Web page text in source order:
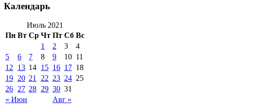
Календарь
Июль 2021
Пн Вт Ср Чт Пт Сб Вс
« Июн Авг »
1 2 3
4
5
6 7 8 9 10 11
12
13 14 15 16 17 18
19 20 21 22 23 24 25
26 27 28 29 30 31